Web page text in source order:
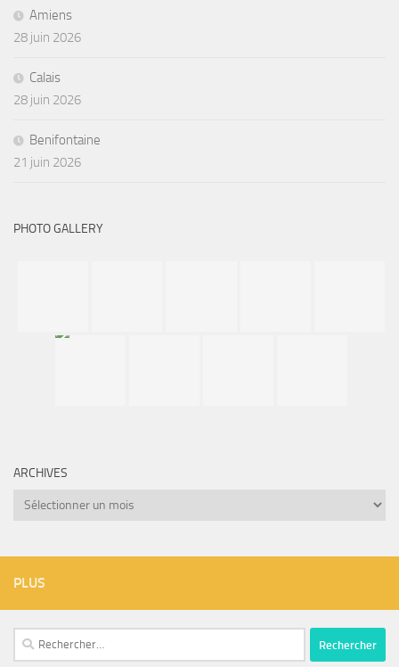
Amiens
28 juin 2026
Calais
28 juin 2026
Benifontaine
21 juin 2026
PHOTO GALLERY
ARCHIVES
Archives
PLUS
Rechercher :